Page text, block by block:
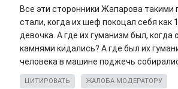
Все эти сторонники Жапарова такими
стали, когда их шеф покоцал себя как
девочка. А где их гуманизм был, когда
камнями кидались? А где был их
человека в машине поджечь
ЦИТИРОВАТЬ ЖАЛОБА МОДЕРАТОРУ